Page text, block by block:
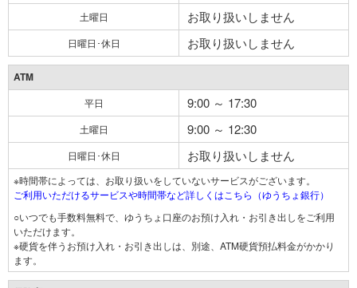
土曜日 お取り扱いしません
日曜日･休日 お取り扱いしません
ATM
平日 9:00 ～ 17:30
土曜日 9:00 ～ 12:30
日曜日･休日 お取り扱いしません
※時間帯によっては、お取り扱いをしていないサービスがございます。
ご利用いただけるサービスや時間帯など詳しくはこちら（ゆうちょ銀行）
○いつでも手数料無料で、ゆうちょ口座のお預け入れ・お引き出しをご利用
いただけます。
※硬貨を伴うお預け入れ・お引き出しは、別途、ATM硬貨預払料金がかかり
ます。